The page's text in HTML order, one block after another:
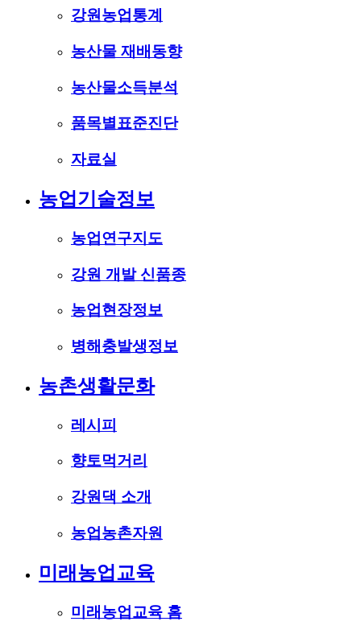
강원농업통계
농산물 재배동향
농산물소득분석
품목별표준진단
자료실
농업기술정보
농업연구지도
강원 개발 신품종
농업현장정보
병해충발생정보
농촌생활문화
레시피
향토먹거리
강원댁 소개
농업농촌자원
미래농업교육
미래농업교육 홈